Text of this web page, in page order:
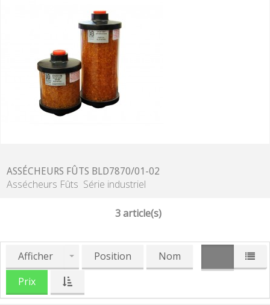
ASSÉCHEURS FÛTS BLD7870/01-02
Assécheurs Fûts Série industriel
3 article(s)
Afficher Position
Nom
Prix